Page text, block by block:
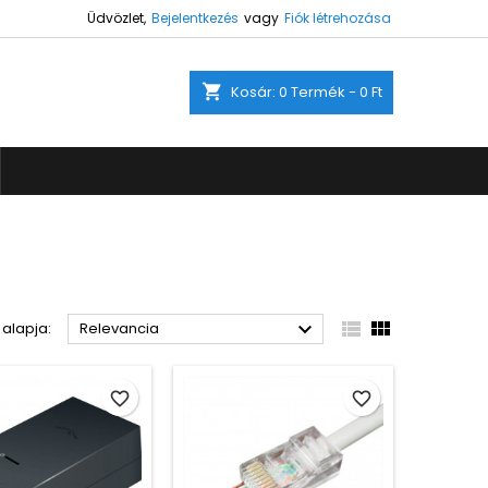
Üdvözlet, Bejelentkezés vagy Fiók létrehozása
shopping_cart Kosár: 0 Termék - 0 Ft
Relevancia   
favorite_border favorite_border